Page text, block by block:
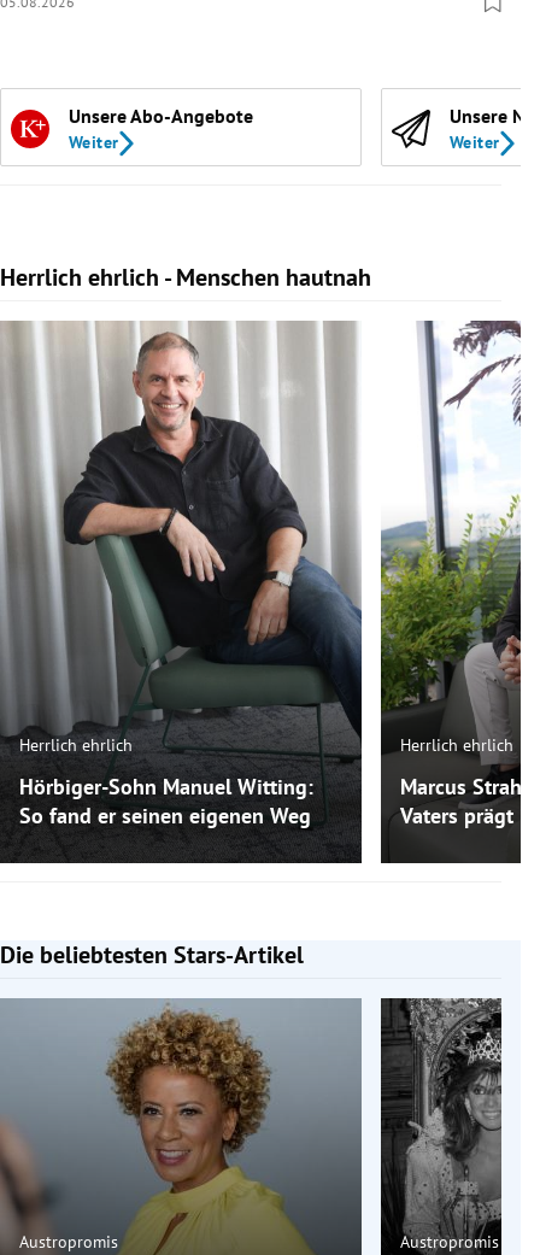
Unsere Abo-Angebote
Weiter
Unsere
Weiter
Herrlich ehrlich - Menschen hautnah
Slide 1 von 10
Herrlich ehrlich
Hörbiger-Sohn Manuel Witting:
So fand er seinen eigenen Weg
Herrlich ehrlich
Marcus
Vaters prägt
Die beliebtesten Stars-Artikel
Slide 1 von 7
Austropromis Austropromis